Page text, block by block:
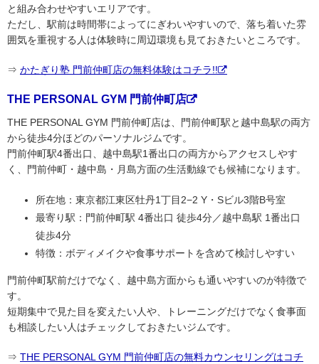
と組み合わせやすいエリアです。
ただし、駅前は時間帯によってにぎわいやすいので、落ち着いた雰
囲気を重視する人は体験時に周辺環境も見ておきたいところです。
⇒ かたぎり塾 門前仲町店の無料体験はコチラ!!
THE PERSONAL GYM 門前仲町店
THE PERSONAL GYM 門前仲町店は、門前仲町駅と越中島駅の両方
から徒歩4分ほどのパーソナルジムです。
門前仲町駅4番出口、越中島駅1番出口の両方からアクセスしやす
く、門前仲町・越中島・月島方面の生活動線でも候補になります。
所在地：東京都江東区牡丹1丁目2−2 Y・Sビル3階B号室
最寄り駅：門前仲町駅 4番出口 徒歩4分／越中島駅 1番出口
徒歩4分
特徴：ボディメイクや食事サポートを含めて検討しやすい
門前仲町駅前だけでなく、越中島方面からも通いやすいのが特徴で
す。
短期集中で見た目を変えたい人や、トレーニングだけでなく食事面
も相談したい人はチェックしておきたいジムです。
⇒ THE PERSONAL GYM 門前仲町店の無料カウンセリングはコチ